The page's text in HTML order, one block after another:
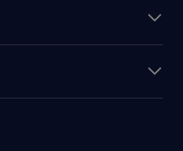
stor know-how,